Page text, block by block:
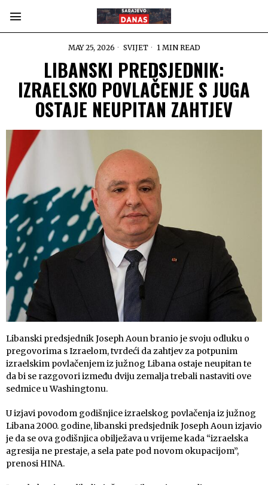
MAY 25, 2026 SVIJET 1 MIN READ
LIBANSKI PREDSJEDNIK:
IZRAELSKO POVLAČENJE S JUGA
OSTAJE NEUPITAN ZAHTJEV
Libanski predsjednik Joseph Aoun branio je svoju odluku o
pregovorima s Izraelom, tvrdeći da zahtjev za potpunim
izraelskim povlačenjem iz južnog Libana ostaje neupitan te
da bi se razgovori između dviju zemalja trebali nastaviti ove
sedmice u Washingtonu.
U izjavi povodom godišnjice izraelskog povlačenja iz južnog
Libana 2000. godine, libanski predsjednik Joseph Aoun izjavio
je da se ova godišnjica obilježava u vrijeme kada “izraelska
agresija ne prestaje, a sela pate pod novom okupacijom”,
prenosi HINA.